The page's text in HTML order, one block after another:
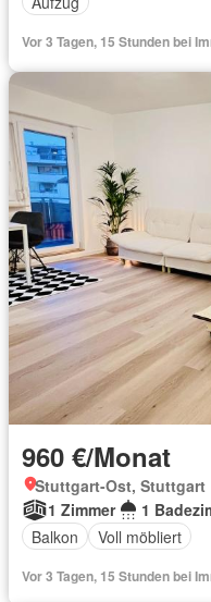
Vor 3 Tagen, 15 Stunden bei
960 €/Monat
Stuttgart-Ost, Stuttgart
1 Zimmer
1
Balkon
Voll möbliert
Vor 3 Tagen, 15 Stunden bei